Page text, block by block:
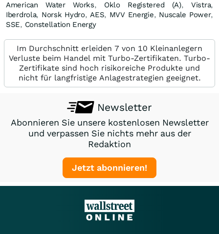
American Water Works, Oklo Registered (A),Vistra,
Iberdrola, Norsk Hydro,AES, MVV Energie, Nuscale Power,
SSE, Constellation Energy
Im Durchschnitt erleiden 7 von 10 Kleinanlegern
Verluste beim Handel mit Turbo-Zertifikaten. Turbo-
Zertifikate sind hoch risikoreiche Produkte und
nicht für langfristige Anlagestrategien geeignet.
Newsletter
Abonnieren Sie unsere kostenlosen Newsletter
und verpassen Sie nichts mehr aus der
Redaktion
Jetzt abonnieren!